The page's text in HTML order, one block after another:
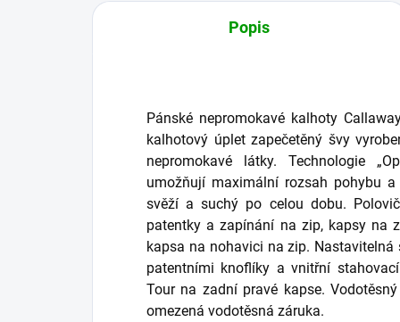
Popis
Pánské nepromokavé kalhoty
kalhotový úplet zapečetěný švy
nepromokavé látky. Technologie
umožňují maximální rozsah pohybu
svěží a suchý po celou dobu.
patentky a zapínání na zip, kapsy na
kapsa na nohavici na zip.
patentními knoflíky a vnitřní
Tour na zadní pravé kapse.
omezená vodotěsná záruka.